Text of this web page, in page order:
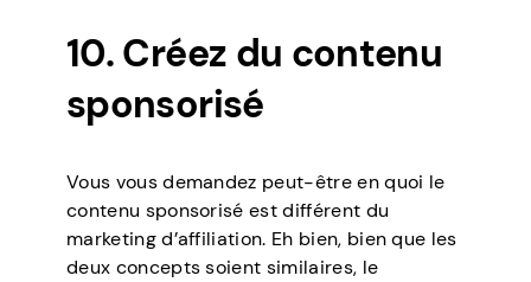
10. Créez du contenu
sponsorisé
Vous vous demandez peut-être en quoi le
contenu sponsorisé est différent du
marketing d’affiliation. Eh bien, bien que les
deux concepts soient similaires, le